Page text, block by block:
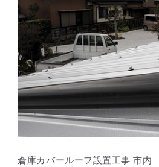
倉庫カバールーフ設置工事 市